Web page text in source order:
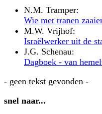
N.M. Tramper:
Wie met tranen
M.W. Vrijhof:
Israëlwerker uit de
J.G. Schenau:
Dagboek - van
- geen tekst gevonden -
snel naar...